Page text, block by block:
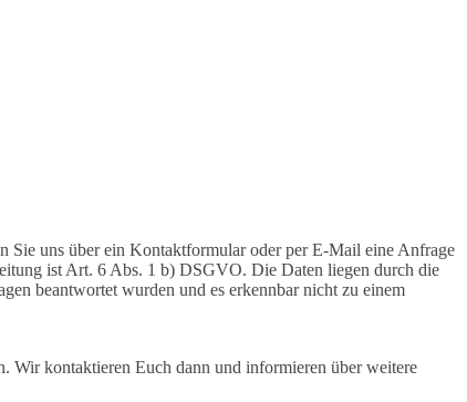
Sie uns über ein Kontaktformular oder per E-Mail eine Anfrage
ist Art. 6 Abs. 1 b) DSGVO. Die Daten liegen durch die
beantwortet wurden und es erkennbar nicht zu einem
Wir kontaktieren Euch dann und informieren über weitere